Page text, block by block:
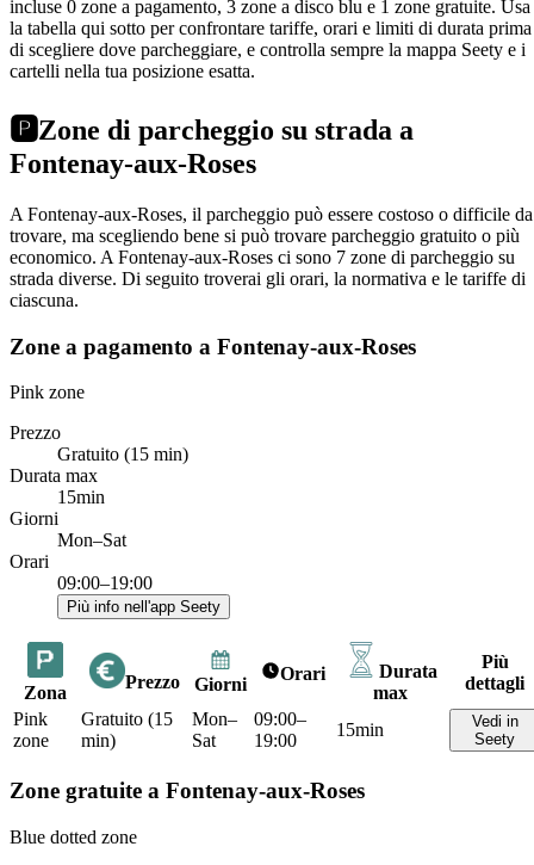
incluse 0 zone a pagamento, 3 zone a disco blu e 1 zone gratuite. Usa
la tabella qui sotto per confrontare tariffe, orari e limiti di durata prima
di scegliere dove parcheggiare, e controlla sempre la mappa Seety e i
cartelli nella tua posizione esatta.
🅿️Zone di parcheggio su strada a
Fontenay-aux-Roses
A Fontenay-aux-Roses, il parcheggio può essere costoso o difficile da
trovare, ma scegliendo bene si può trovare parcheggio gratuito o più
economico. A Fontenay-aux-Roses ci sono 7 zone di parcheggio su
strada diverse. Di seguito troverai gli orari, la normativa e le tariffe di
ciascuna.
Zone a pagamento a Fontenay-aux-Roses
Pink zone
Prezzo
Gratuito (15 min)
Durata max
15min
Giorni
Mon–Sat
Orari
09:00–19:00
Più info nell'app Seety
Zona
Prezzo Giorni
Orari
Durata
max
Più
dettagli
Pink
zone
Gratuito (15
min)
Mon–
Sat
09:00–
19:00
15min
Vedi in
Seety
Zone gratuite a Fontenay-aux-Roses
Blue dotted zone